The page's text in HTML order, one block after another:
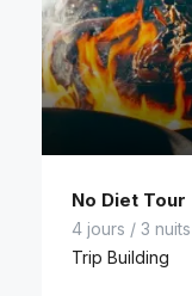
No Diet Tour
4 jours / 3 nuits
Trip Building